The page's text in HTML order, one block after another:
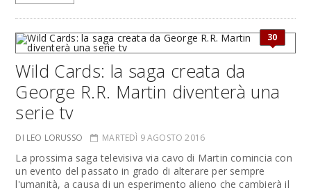
30
Wild Cards: la saga creata da
George R.R. Martin diventerà una
serie tv
DI LEO LORUSSO MARTEDÌ 9 AGOSTO 2016
La prossima saga televisiva via cavo di Martin comincia con
un evento del passato in grado di alterare per sempre
l'umanità, a causa di un esperimento alieno che cambierà il